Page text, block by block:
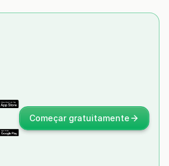
Começar gratuitamente